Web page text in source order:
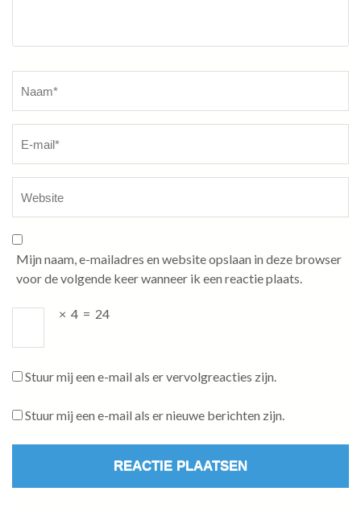
Mijn naam, e-mailadres en website opslaan in deze browser
voor de volgende keer wanneer ik een reactie plaats.
× 4 = 24
Stuur mij een e-mail als er vervolgreacties zijn.
Stuur mij een e-mail als er nieuwe berichten zijn.